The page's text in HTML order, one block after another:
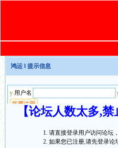
鸿运 ‖ 提示信息
【论坛人数太多,
请直接登录用户访问论坛
如果您已注册,请先登录论